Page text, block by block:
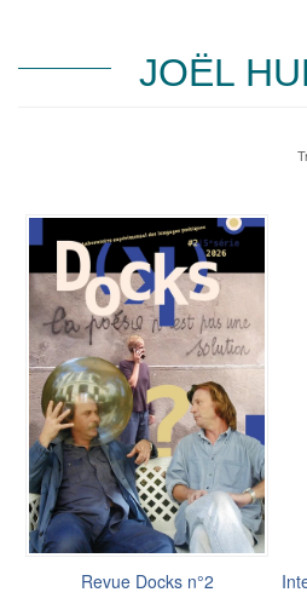
JOËL
Revue Docks n°2